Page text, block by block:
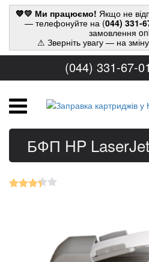
💙💛 Ми працюємо! Якщо не
— телефонуйте на (044) 331-
замовлення
⚠ Зверніть увагу — на
(044) 331-67-01
БФП HP